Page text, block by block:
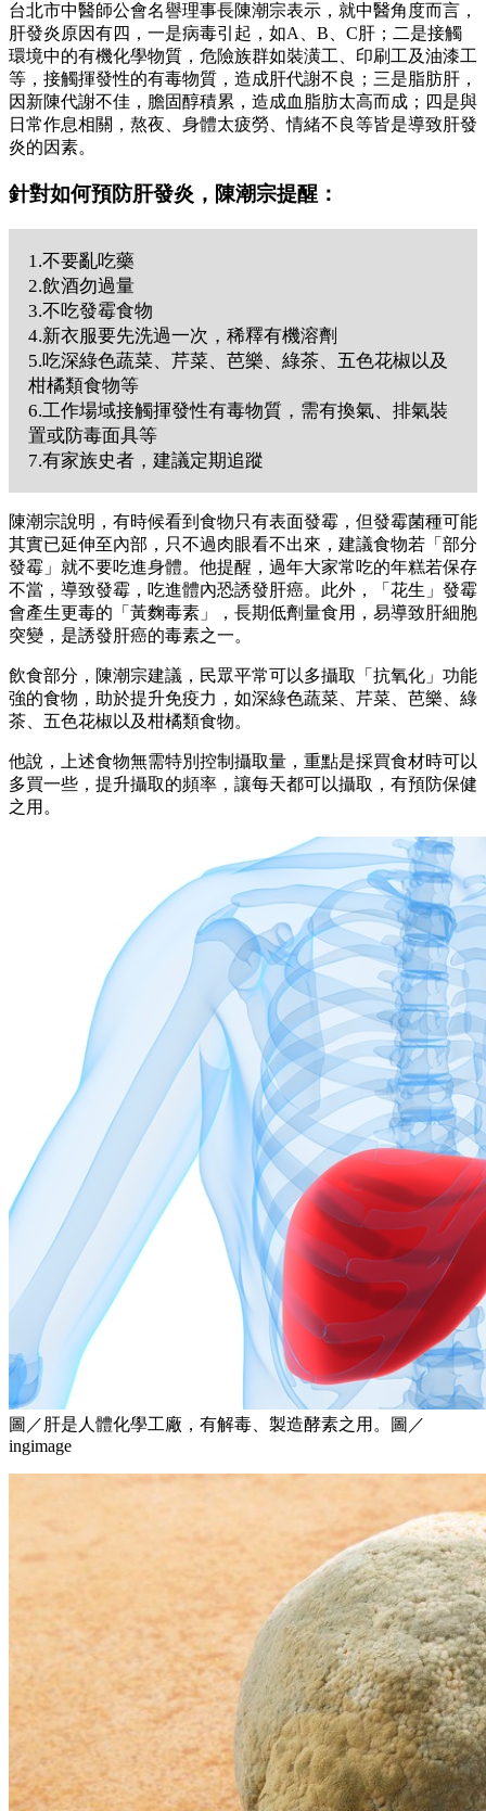
台北市中醫師公會名譽理事長陳潮宗表示，就中醫角度而言，
肝發炎原因有四，一是病毒引起，如A、B、C肝；二是接觸
環境中的有機化學物質，危險族群如裝潢工、印刷工及油漆工
等，接觸揮發性的有毒物質，造成肝代謝不良；三是脂肪肝，
因新陳代謝不佳，膽固醇積累，造成血脂肪太高而成；四是與
日常作息相關，熬夜、身體太疲勞、情緒不良等皆是導致肝發
炎的因素。
針對如何預防肝發炎，陳潮宗提醒：
1.不要亂吃藥
2.飲酒勿過量
3.不吃發霉食物
4.新衣服要先洗過一次，稀釋有機溶劑
5.吃深綠色蔬菜、芹菜、芭樂、綠茶、五色花椒以及
柑橘類食物等
6.工作場域接觸揮發性有毒物質，需有換氣、排氣裝
置或防毒面具等
7.有家族史者，建議定期追蹤
陳潮宗說明，有時候看到食物只有表面發霉，但發霉菌種可能
其實已延伸至內部，只不過肉眼看不出來，建議食物若「部分
發霉」就不要吃進身體。他提醒，過年大家常吃的年糕若保存
不當，導致發霉，吃進體內恐誘發肝癌。此外，「花生」發霉
會產生更毒的「黃麴毒素」，長期低劑量食用，易導致肝細胞
突變，是誘發肝癌的毒素之一。
飲食部分，陳潮宗建議，民眾平常可以多攝取「抗氧化」功能
強的食物，助於提升免疫力，如深綠色蔬菜、芹菜、芭樂、綠
茶、五色花椒以及柑橘類食物。
他說，上述食物無需特別控制攝取量，重點是採買食材時可以
多買一些，提升攝取的頻率，讓每天都可以攝取，有預防保健
之用。
圖／肝是人體化學工廠，有解毒、製造酵素之用。圖／
ingimage